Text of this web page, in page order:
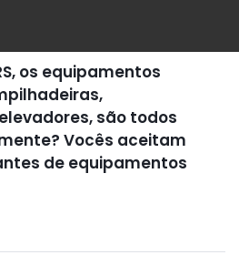
os equipamentos
são todos
Vocês aceitam
de equipamentos